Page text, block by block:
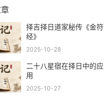
择吉择日道家秘传《金符
经》
2025-10-28
二十八星宿在择日中的应
用
2025-10-27